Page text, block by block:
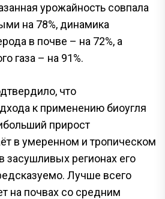
урожайность совпала
на 78%, динамика
в почве – на 72%, а
газа – на 91%.
что
к применению биоугля
прирост
в умеренном и тропическом
засушливых регионах его
Лучше всего
на почвах со средним